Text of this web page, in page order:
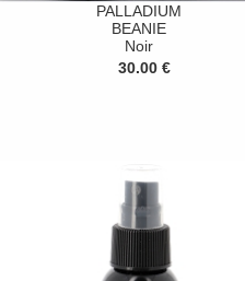
PALLADIUM
BEANIE
Noir
30.00 €